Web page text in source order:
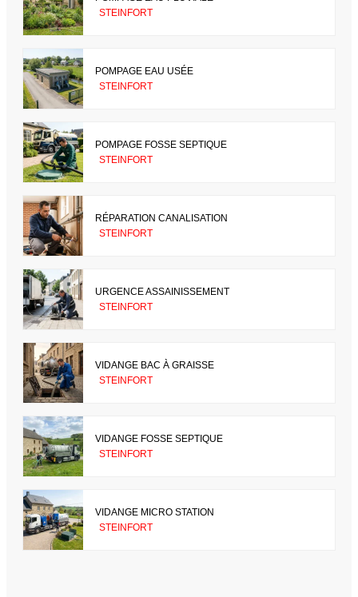
STEINFORT
POMPAGE EAU USÉE
STEINFORT
POMPAGE FOSSE SEPTIQUE
STEINFORT
RÉPARATION CANALISATION
STEINFORT
URGENCE ASSAINISSEMENT
STEINFORT
VIDANGE BAC À GRAISSE
STEINFORT
VIDANGE FOSSE SEPTIQUE
STEINFORT
VIDANGE MICRO STATION
STEINFORT